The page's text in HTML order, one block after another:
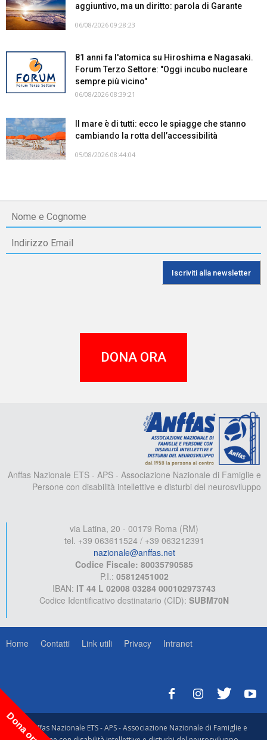
aggiuntivo, ma un diritto: parola di Garante
06/08/2026 09:28:23
81 anni fa l'atomica su Hiroshima e Nagasaki.
Forum Terzo Settore: "Oggi incubo nucleare
sempre più vicino"
06/08/2026 08:39:21
Il mare è di tutti: ecco le spiagge che stanno
cambiando la rotta dell’accessibilità
05/08/2026 08:44:04
DONA ORA
Anffas Nazionale ETS - APS - Associazione Nazionale di Famiglie e
Persone con disabilità intellettive e disturbi del neurosviluppo
via Latina, 20 - 00179 Roma (RM)
tel. +39 063611524 / +39 063212391
nazionale@anffas.net
Codice Fiscale: 80035790585
P.I.: 05812451002
IBAN: IT 44 L 02008 03284 000102973743
Codice Identificativo destinatario (CID): SUBM70N
Home Contatti Link utili Privacy Intranet
© Anffas Nazionale ETS - APS - Associazione Nazionale di Famiglie e
Dona ora!